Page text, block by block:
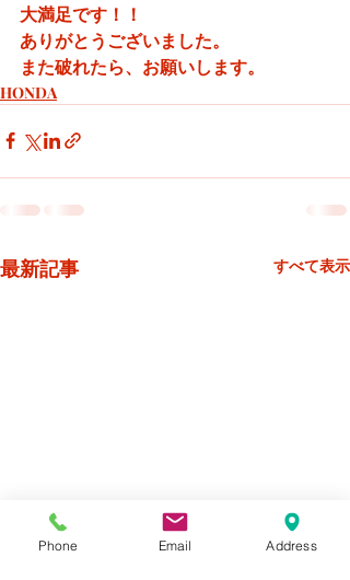
大満足です！！
ありがとうございました。
また破れたら、お願いします。
HONDA
最新記事 すべて表示
Phone Email Address